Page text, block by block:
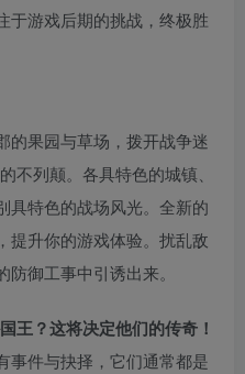
于游戏后期的挑战，终极胜
的果园与草场，拨开战争迷
不列颠。各具特色的城镇、
具特色的战场风光。全新的
提升你的游戏体验。扰乱敌
御工事中引诱出来。
王？这将决定他们的传奇！
事件与抉择，它们通常都是